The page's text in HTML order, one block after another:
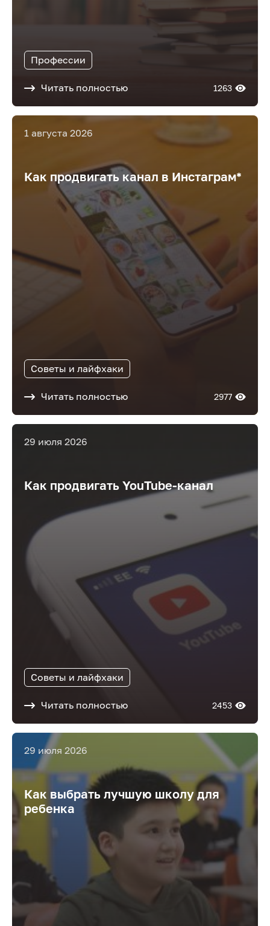
Профессии
Читать полностью 1263
1 августа 2026
Как продвигать канал в Инстаграм*
Советы и лайфхаки
Читать полностью 2977
29 июля 2026
Как продвигать YouTube-канал
Советы и лайфхаки
Читать полностью 2453
29 июля 2026
Как выбрать лучшую школу для
ребенка